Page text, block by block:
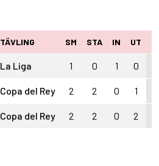
TÄVLING SM STA IN UT
La Liga 1 0 1 0
Copa del Rey 2 2 0 1
Copa del Rey 2 2 0 2